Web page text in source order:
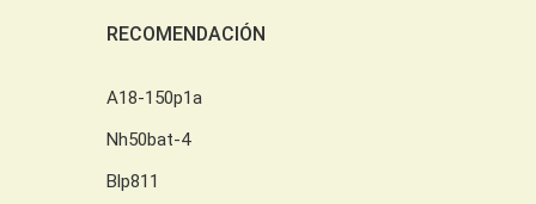
RECOMENDACIÓN
A18-150p1a
Nh50bat-4
Blp811